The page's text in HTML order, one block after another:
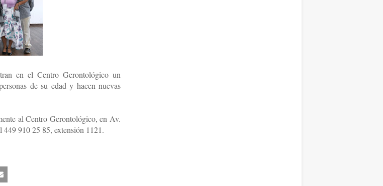
en el Centro Gerontológico un
de su edad y hacen nuevas
al Centro Gerontológico, en Av.
910 25 85, extensión 1121.